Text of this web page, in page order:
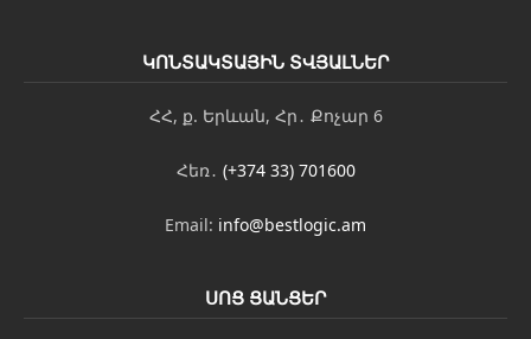
ԿՈՆՏԱԿՏԱՅԻՆ ՏՎՅԱԼՆԵՐ
ՀՀ, ք. Երևան, Հր․ Քոչար 6
Հեռ․ (+374 33) 701600
Email: info@bestlogic.am
ՍՈՑ ՑԱՆՑԵՐ